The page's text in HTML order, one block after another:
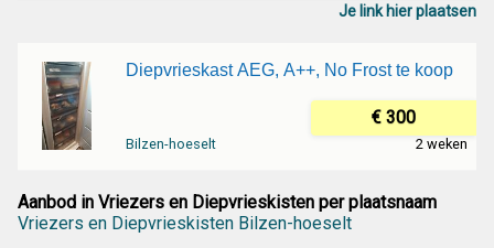
Je link hier plaatsen
Diepvrieskast AEG, A++, No Frost te koop
€ 300
Bilzen-hoeselt 2 weken
Aanbod in Vriezers en Diepvrieskisten per plaatsnaam
Vriezers en Diepvrieskisten Bilzen-hoeselt